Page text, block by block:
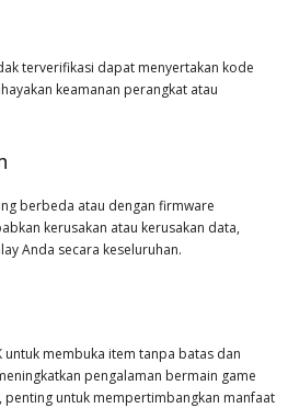
terverifikasi dapat menyertakan kode
keamanan perangkat atau
berbeda atau dengan firmware
kerusakan atau kerusakan data,
Anda secara keseluruhan.
untuk membuka item tanpa batas dan
pengalaman bermain game
penting untuk mempertimbangkan manfaat